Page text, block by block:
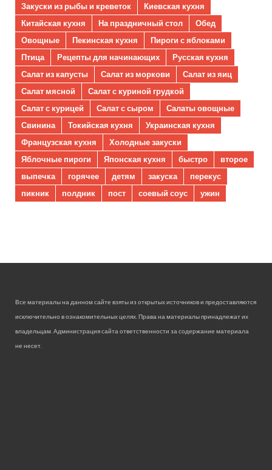
Закуски из рыбы и креветок
Киевская кухня
Китайская кухня
На праздничный стол
Обед
Овощные
Пекинская кухня
Пироги с яблоками
Птица
Рецепты для начинающих
Русская кухня
Салат из капусты
Салат из моркови
Салат из яиц
Салат мясной
Салат с куриной грудкой
Салат с курицей
Салат с сыром
Салаты овощные
Свинина
Токийская кухня
Украинская кухня
Французская кухня
Холодные закуски
Яблочные пироги
Японская кухня быстро
второе
выпечка
горячее детям закуска
перекус
пикник
полдник пост соевый соус ужин
Все материалы на данном сайте взяты из открытых источников и предоставляются
исключительно в ознакомительных целях. Права на материалы принадлежат их
владельцам. Администрация сайта ответственности за содержание материала
не несет.